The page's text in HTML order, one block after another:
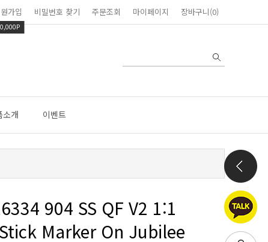
가입 비밀번호 찾기 주문조회 마이페이지 장바구니(0)
소개 이벤트